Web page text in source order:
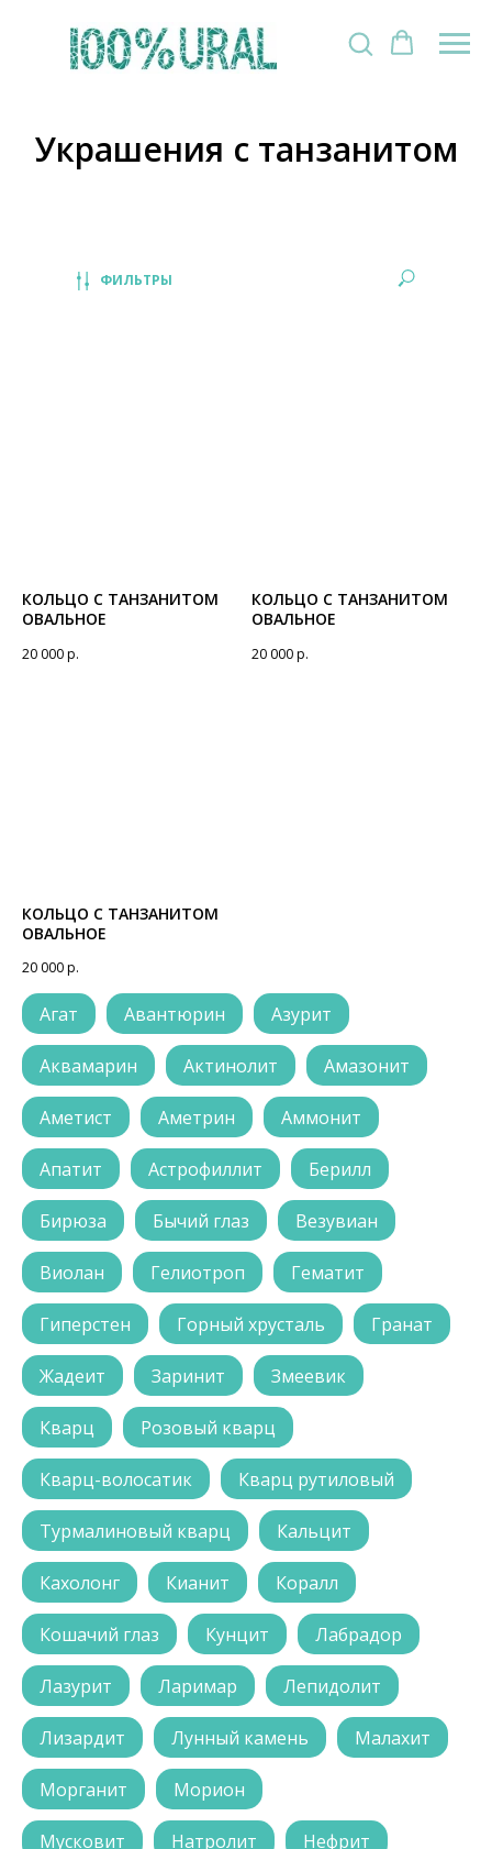
Украшения с танзанитом
ФИЛЬТРЫ
КОЛЬЦО С ТАНЗАНИТОМ
ОВАЛЬНОЕ
20 000р.
КОЛЬЦО С ТАНЗАНИТОМ
ОВАЛЬНОЕ
20 000р.
КОЛЬЦО С ТАНЗАНИТОМ
ОВАЛЬНОЕ
20 000р.
Агат Авантюрин Азурит
Аквамарин Актинолит Амазонит
Аметист Аметрин Аммонит
Апатит Астрофиллит Берилл
Бирюза Бычий глаз Везувиан
Виолан Гелиотроп Гематит
Гиперстен Горный хрусталь Гранат
Жадеит Заринит Змеевик
Кварц Розовый кварц
Кварц-волосатик Кварц рутиловый
Турмалиновый кварц Кальцит
Кахолонг Кианит Коралл
Кошачий глаз Кунцит Лабрадор
Лазурит Ларимар Лепидолит
Лизардит Лунный камень Малахит
Морганит Морион
Мусковит Натролит Нефрит